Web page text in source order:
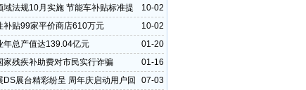
10-02
域法规10月实施 节能车补贴标准提
10-02
补贴99家平价商店610万元
01-20
年总产值达139.04亿元
01-16
家残疾补助费对市民实行诈骗
07-03
DS展台精彩纷呈 周年庆启动用户回